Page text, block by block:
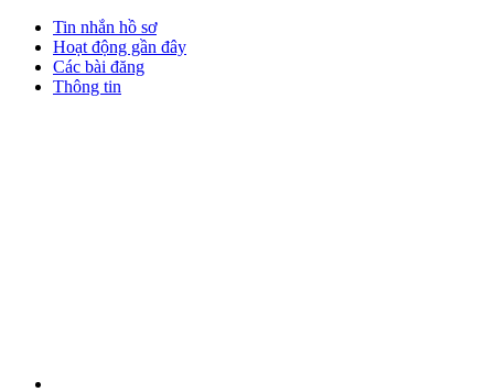
Tin nhắn hồ sơ
Hoạt động gần đây
Các bài đăng
Thông tin